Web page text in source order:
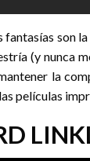
son
(y nunca
la
películas